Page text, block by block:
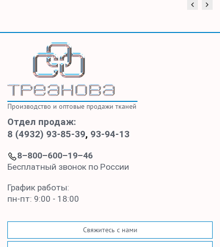
Производство и оптовые продажи тканей
Отдел продаж:
8 (4932) 93-85-39, 93-94-13
8–800–600–19–46
Бесплатный звонок по России
График работы:
пн-пт: 9:00 - 18:00
Свяжитесь с нами